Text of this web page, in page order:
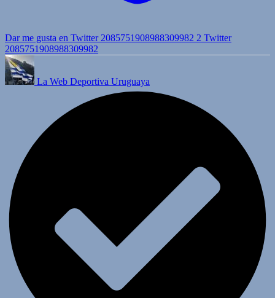
Dar me gusta en Twitter 2085751908988309982 2 Twitter
2085751908988309982
La Web Deportiva Uruguaya